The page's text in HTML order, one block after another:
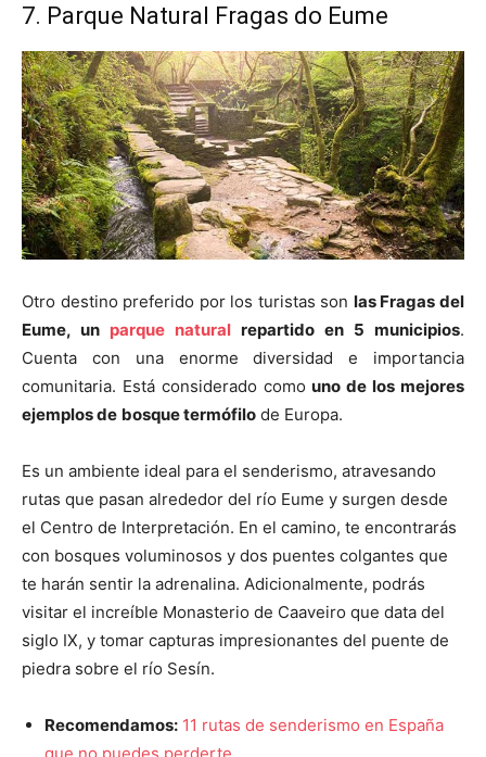
7. Parque Natural Fragas do Eume
Otro destino preferido por los turistas son las Fragas del
Eume, un parque natural repartido en 5 municipios.
Cuenta con una enorme diversidad e importancia
comunitaria. Está considerado comouno de los mejores
ejemplos de bosque termófilo de Europa.
Es un ambiente ideal para el senderismo, atravesando
rutas que pasan alrededor del río Eume y surgen desde
el Centro de Interpretación. En el camino, te encontrarás
con bosques voluminosos y dos puentes colgantes que
te harán sentir la adrenalina. Adicionalmente, podrás
visitar el increíble Monasterio de Caaveiro que data del
siglo IX, y tomar capturas impresionantes del puente de
piedra sobre el río Sesín.
Recomendamos: 11 rutas de senderismo en España